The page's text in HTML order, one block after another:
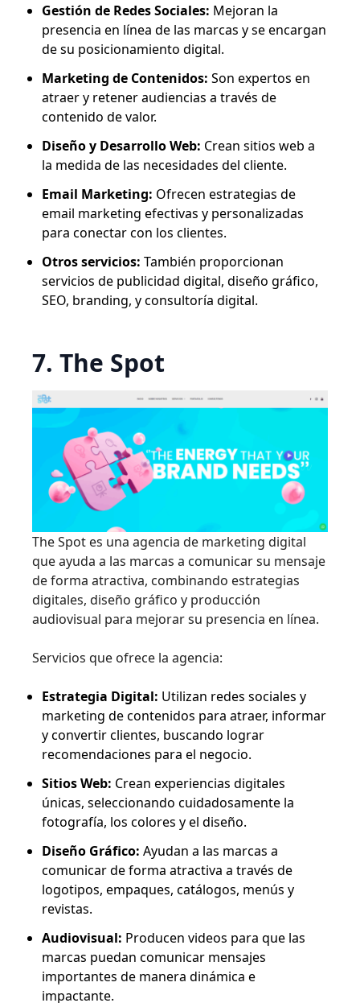
Gestión de Redes Sociales: Mejoran la
presencia en línea de las marcas y se encargan
de su posicionamiento digital.
Marketing de Contenidos: Son expertos en
atraer y retener audiencias a través de
contenido de valor.
Diseño y Desarrollo Web: Crean sitios web a
la medida de las necesidades del cliente.
Email Marketing: Ofrecen estrategias de
email marketing efectivas y personalizadas
para conectar con los clientes.
Otros servicios: También proporcionan
servicios de publicidad digital, diseño gráfico,
SEO, branding, y consultoría digital.
7. The Spot
The Spot es una agencia de marketing digital
que ayuda a las marcas a comunicar su mensaje
de forma atractiva, combinando estrategias
digitales, diseño gráfico y producción
audiovisual para mejorar su presencia en línea.
Servicios que ofrece la agencia:
Estrategia Digital: Utilizan redes sociales y
marketing de contenidos para atraer, informar
y convertir clientes, buscando lograr
recomendaciones para el negocio.
Sitios Web: Crean experiencias digitales
únicas, seleccionando cuidadosamente la
fotografía, los colores y el diseño.
Diseño Gráfico: Ayudan a las marcas a
comunicar de forma atractiva a través de
logotipos, empaques, catálogos, menús y
revistas.
Audiovisual: Producen videos para que las
marcas puedan comunicar mensajes
importantes de manera dinámica e
impactante.